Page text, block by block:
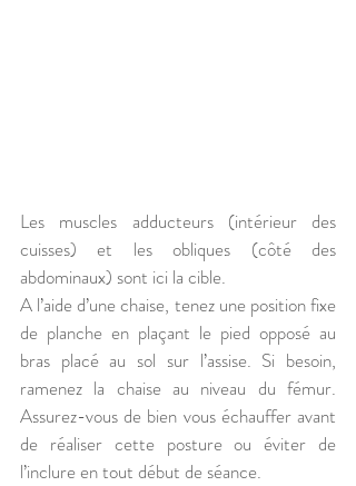
Les muscles adducteurs (intérieur des
cuisses) et les obliques (côté des
abdominaux) sont ici la cible.
A l’aide d’une chaise, tenez une position fixe
de planche en plaçant le pied opposé au
bras placé au sol sur l’assise. Si besoin,
ramenez la chaise au niveau du fémur.
Assurez-vous de bien vous échauffer avant
de réaliser cette posture ou éviter de
l’inclure en tout début de séance.